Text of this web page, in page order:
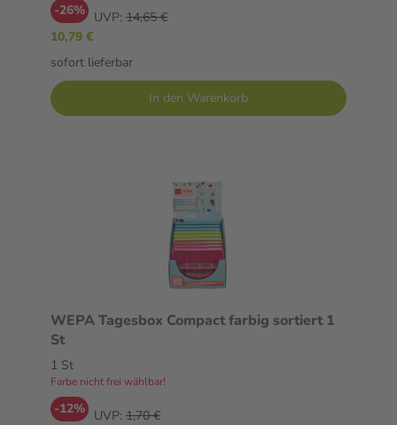
-26% UVP: 14,65 €
10,79 €
sofort lieferbar
In den Warenkorb
WEPA Tagesbox Compact farbig sortiert 1
St
1 St
Farbe nicht frei wählbar!
-12% UVP: 1,70 €